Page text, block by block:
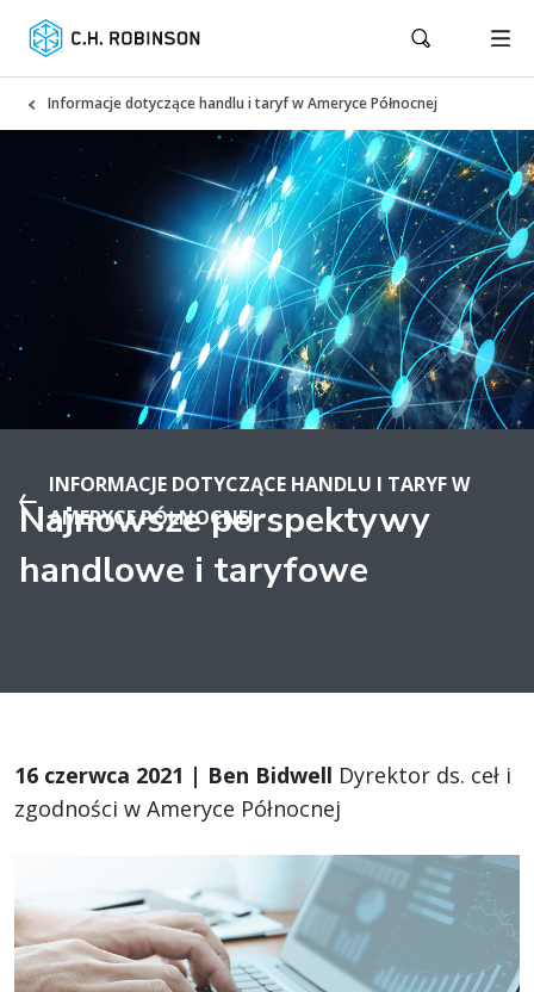
Informacje dotyczące handlu i taryf w Ameryce Północnej
INFORMACJE DOTYCZĄCE HANDLU I TARYF W
AMERYCE PÓŁNOCNEJ
Najnowsze perspektywy
handlowe i taryfowe
16 czerwca 2021 | Ben Bidwell Dyrektor ds. ceł i
zgodności w Ameryce Północnej